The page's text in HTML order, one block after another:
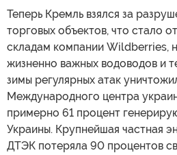
Теперь Кремль взялся за
торговых объектов, что стало
складам компании Wildberries,
жизненно важных водоводов и
зимы регулярных атак
Международного центра
примерно 61 процент
Украины. Крупнейшая частная
ДТЭК потеряла 90 процентов